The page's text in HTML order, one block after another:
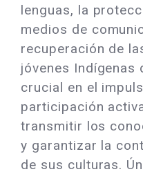
lenguas, la
medios de
recuperación de
jóvenes Indígenas
crucial en el
participación
transmitir los
y garantizar la
de sus culturas.